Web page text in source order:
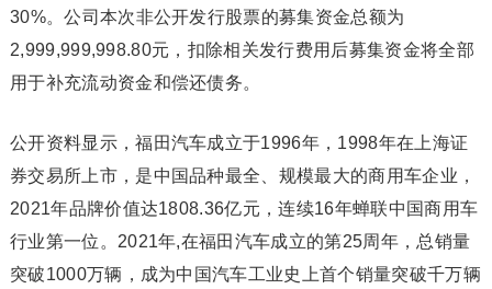
30%。公司本次非公开发行股票的募集资金总额为
2,999,999,998.80元，扣除相关发行费用后募集资金将全部
用于补充流动资金和偿还债务。
公开资料显示，福田汽车成立于1996年，1998年在上海证
券交易所上市，是中国品种最全、规模最大的商用车企业，
2021年品牌价值达1808.36亿元，连续16年蝉联中国商用车
行业第一位。2021年,在福田汽车成立的第25周年，总销量
突破1000万辆，成为中国汽车工业史上首个销量突破千万辆